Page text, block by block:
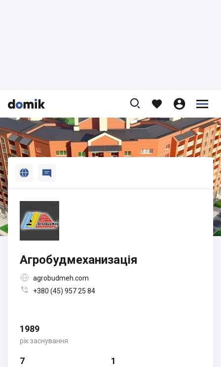


    




 
Агробудмеханизація
 agrobudmeh.com
 +380 (45) 957 25 84
1989
рік заснування
7 1